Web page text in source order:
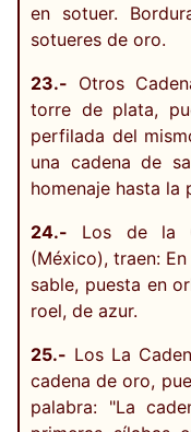
en sotuer.
sotueres de oro.
23.- Otros
torre de plata,
perfilada del
una cadena de
homenaje hasta la
24.- Los de la
(México), traen:
sable, puesta en
roel, de azur.
25.- Los La
cadena de oro,
palabra: "La